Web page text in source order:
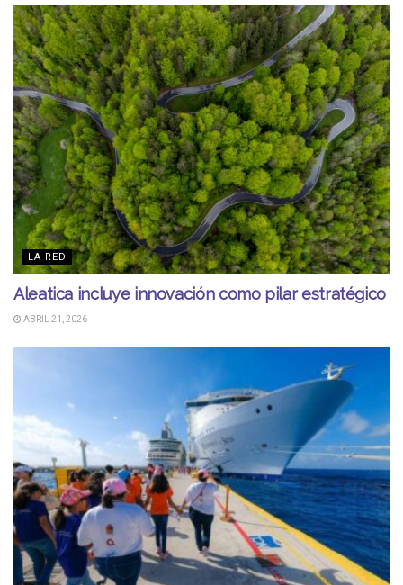
LA RED
Aleatica incluye innovación como pilar estratégico
ABRIL 21, 2026